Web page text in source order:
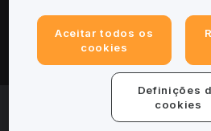
© 2025-2026 Bybit.eu. Todos os
Aceitar todos os
cookies
Definições
cookies